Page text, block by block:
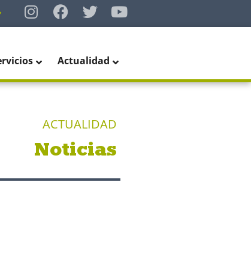
Actualidad
ACTUALIDAD
Noticias